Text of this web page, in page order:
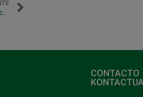
Llega la Copa con el enfrentamiento en 1/4 ante el F.C.Barcelona
CONTACTO
KONTACTUA